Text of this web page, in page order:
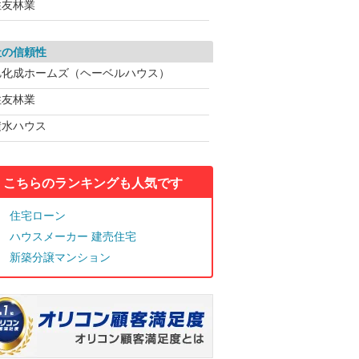
林業
信頼性
成ホームズ（ヘーベルハウス）
林業
ハウス
こちらのランキングも人気です
住宅ローン
ハウスメーカー 建売住宅
新築分譲マンション